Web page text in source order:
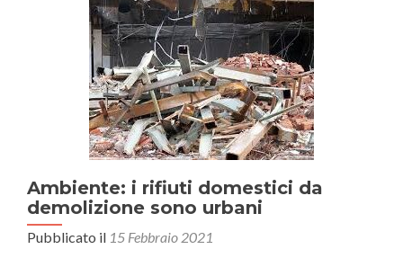
L’emendamento
approvato
nel
DL
SOSTEGNI
è
un
pasticcio
che
complica
la
vita
alle
Ambiente: i rifiuti domestici da
demolizione sono urbani
Pubblicato il 15 Febbraio 2021